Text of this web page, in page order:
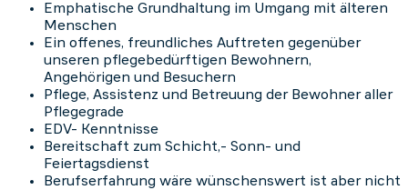
Emphatische Grundhaltung im Umgang mit älteren
Menschen
Ein offenes, freundliches Auftreten gegenüber
unseren pflegebedürftigen Bewohnern,
Angehörigen und Besuchern
Pflege, Assistenz und Betreuung der Bewohner aller
Pflegegrade
EDV- Kenntnisse
Bereitschaft zum Schicht,- Sonn- und
Feiertagsdienst
Berufserfahrung wäre wünschenswert ist aber nicht